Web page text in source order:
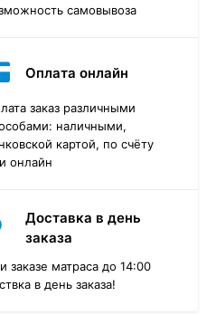
самовывоза
Оплата онлайн
заказ различными
наличными,
картой, по счёту
онлайн
Доставка в день
заказа
заказе матраса до 14:00
в день заказа!